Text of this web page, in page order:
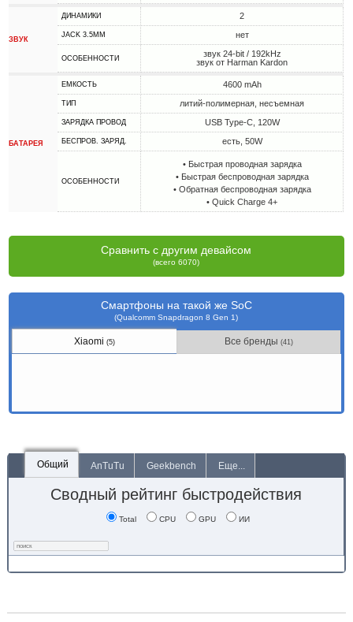
ЗВУК
ДИНАМИКИ 2
JACK 3.5MM нет
ОСОБЕННОСТИ
звук 24-bit / 192kHz
звук от Harman Kardon
БАТАРЕЯ
ЕМКОСТЬ 4600 mAh
ТИП литий-полимерная, несъемная
ЗАРЯДКА ПРОВОД USB Type-C, 120W
БЕСПРОВ. ЗАРЯД. есть, 50W
ОСОБЕННОСТИ
• Быстрая проводная зарядка
• Быстрая беспроводная зарядка
• Обратная беспроводная зарядка
• Quick Charge 4+
Сравнить с другим девайсом
(всего 6070)
Смартфоны на такой же SoC
(Qualcomm Snapdragon 8 Gen 1)
Xiaomi(5) Все бренды(41)
Общий AnTuTu Geekbench Еще...
Сводный рейтинг быстродействия
Total CPU GPU ИИ